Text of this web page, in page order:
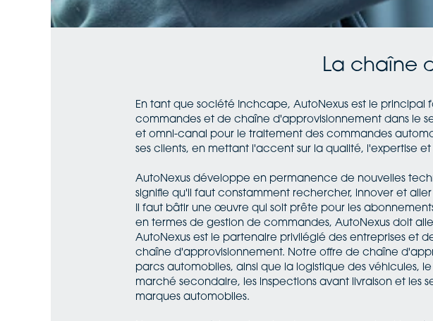
La chaîne
En tant que société Inchcape, AutoNexus est le
commandes et de chaîne d'approvisionnement dans le
et omni-canal pour le traitement des commandes
ses clients, en mettant l'accent sur la qualité, l'expertise
AutoNexus développe en permanence de nouvelles
signifie qu'il faut constamment rechercher, innover et
Il faut bâtir une œuvre qui soit prête pour les
en termes de gestion de commandes, AutoNexus doit
AutoNexus est le partenaire privilégié des entreprises et
chaîne d'approvisionnement. Notre offre de chaîne
parcs automobiles, ainsi que la logistique des véhicules,
marché secondaire, les inspections avant livraison et les
marques automobiles.